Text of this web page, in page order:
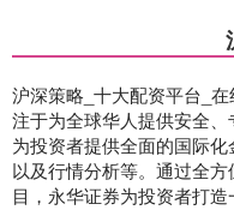
沪深策略_十大配资平台_
注于为全球华人提供安全
为投资者提供全面的国际
以及行情分析等。通过全
目，永华证券为投资者打造